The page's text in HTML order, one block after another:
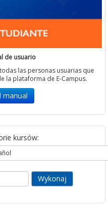
de usuario
las personas usuarias que
la plataforma de E-Campus.
manual
kursów: